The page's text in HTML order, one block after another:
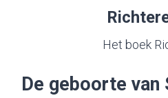
Het boek
De geboorte van